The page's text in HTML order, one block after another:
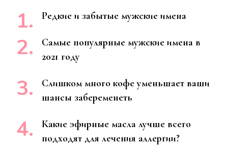
Редкие и забытые мужские имена
Самые популярные мужские имена в
2021 году
Слишком много кофе уменьшает ваши
шансы забеременеть
Какие эфирные масла лучше всего
подходят для лечения аллергии?